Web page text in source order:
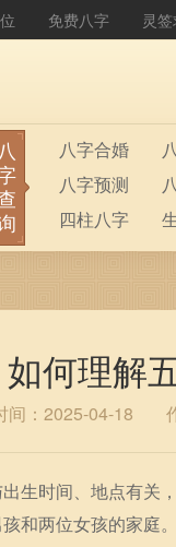
免费八字 灵
八
八字合婚
八字预测
四柱八字
六十甲子
何理解
间：2025-04-18
生时间、地点有关
两位女孩的家庭